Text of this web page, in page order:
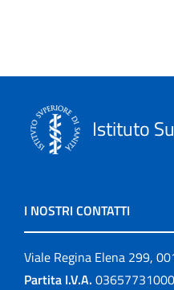
Istituto
I NOSTRI CONTATTI
Viale Regina Elena 299,
Partita I.V.A. 03657731000